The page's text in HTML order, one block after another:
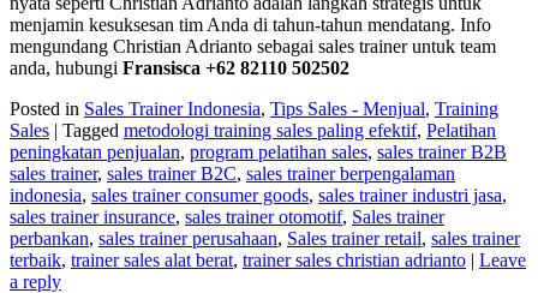
menjamin kesuksesan tim Anda di tahun-tahun mendatang. Info
mengundang Christian Adrianto sebagai sales trainer untuk team
anda, hubungi Fransisca +62 82110 502502
Posted in Sales Trainer Indonesia, Tips Sales - Menjual, Training
Sales | Tagged metodologi training sales paling efektif, Pelatihan
peningkatan penjualan, program pelatihan sales, sales trainer B2B
sales trainer, sales trainer B2C, sales trainer berpengalaman
indonesia, sales trainer consumer goods, sales trainer industri jasa,
sales trainer insurance, sales trainer otomotif, Sales trainer
perbankan, sales trainer perusahaan, Sales trainer retail, sales trainer
terbaik, trainer sales alat berat, trainer sales christian adrianto | Leave
a reply